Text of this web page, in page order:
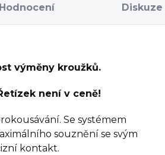
Hodnocení Diskuze
výměny kroužků.
není v ceně!
Se systémem
souznění se svým
kontakt.